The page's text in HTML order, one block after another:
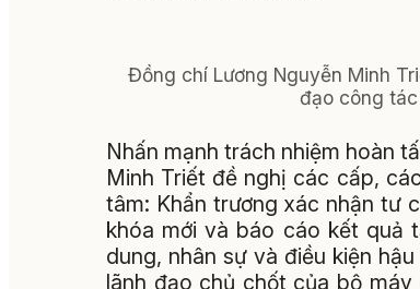
Đồng chí Lương Nguyễn Minh
đạo công
Nhấn mạnh trách nhiệm hoàn
Minh Triết đề nghị các cấp,
tâm: Khẩn trương xác nhận tư
khóa mới và báo cáo kết quả
dung, nhân sự và điều kiện
lãnh đạo chủ chốt của bộ